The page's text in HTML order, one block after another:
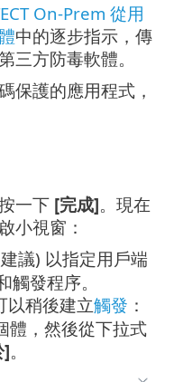
On-Prem 從用
中的逐步指示，傳
三方防毒軟體。
保護的應用程式，
一下 [完成]。現在
小視窗：
議) 以指定用戶端
發程序。
以稍後建立觸發 ：
體，然後從下拉式
]。